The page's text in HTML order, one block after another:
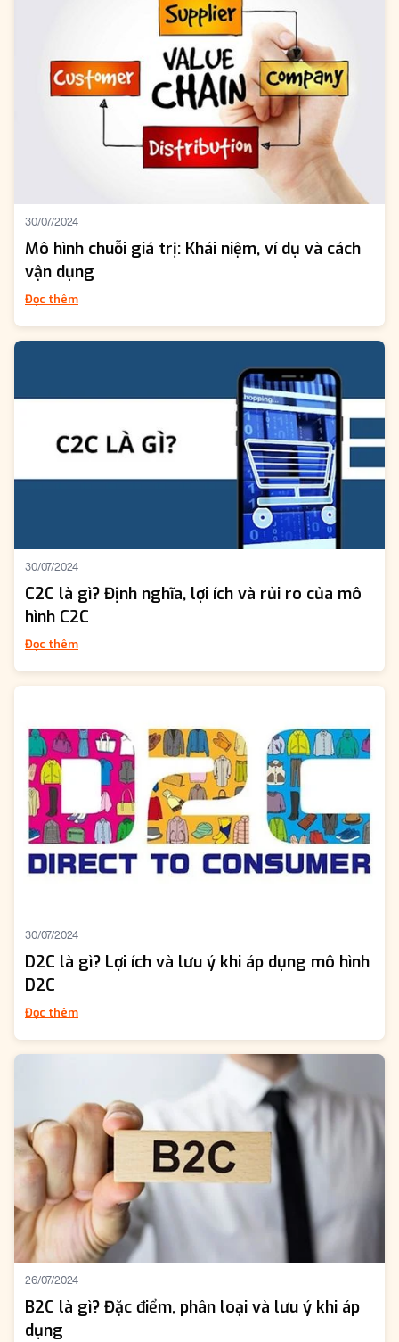
30/07/2024
Mô hình chuỗi giá trị: Khái niệm, ví dụ và cách
vận dụng
Đọc thêm
30/07/2024
C2C là gì? Định nghĩa, lợi ích và rủi ro của mô
hình C2C
Đọc thêm
30/07/2024
D2C là gì? Lợi ích và lưu ý khi áp dụng mô hình
D2C
Đọc thêm
26/07/2024
B2C là gì? Đặc điểm, phân loại và lưu ý khi áp
dụng